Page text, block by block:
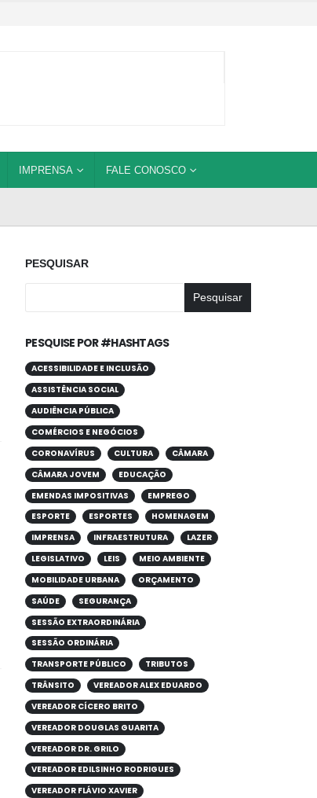
IMPRENSA FALE CONOSCO
PESQUISAR
Pesquisar
PESQUISE POR #HASHTAGS
ACESSIBILIDADE E INCLUSÃO
ASSISTÊNCIA SOCIAL
AUDIÊNCIA PÚBLICA
COMÉRCIOS E NEGÓCIOS
CORONAVÍRUS
CULTURA
CÂMARA
CÂMARA JOVEM
EDUCAÇÃO
EMENDAS IMPOSITIVAS
EMPREGO
ESPORTE
ESPORTES
HOMENAGEM
IMPRENSA
INFRAESTRUTURA
LAZER
LEGISLATIVO
LEIS
MEIO AMBIENTE
MOBILIDADE URBANA
ORÇAMENTO
SAÚDE
SEGURANÇA
SESSÃO EXTRAORDINÁRIA
SESSÃO ORDINÁRIA
TRANSPORTE PÚBLICO
TRIBUTOS
TRÂNSITO
VEREADOR ALEX EDUARDO
VEREADOR CÍCERO BRITO
VEREADOR DOUGLAS GUARITA
VEREADOR DR. GRILO
VEREADOR EDILSINHO RODRIGUES
VEREADOR FLÁVIO XAVIER